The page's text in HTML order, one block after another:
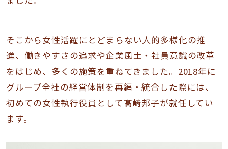
そこから女性活躍にとどまらない人的多様化の推
進、働きやすさの追求や企業風土・社員意識の改革
をはじめ、多くの施策を重ねてきました。2018年に
グループ全社の経営体制を再編・統合した際には、
初めての女性執行役員として髙﨑邦子が就任してい
ます。